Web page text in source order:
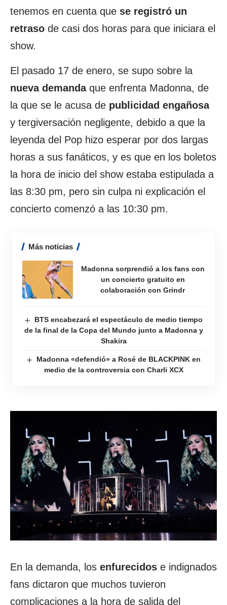
tenemos en cuenta que se registró un
retraso de casi dos horas para que iniciara el
show.
El pasado 17 de enero, se supo sobre la
nueva demandaque enfrenta Madonna, de
la que se le acusa de publicidad engañosa
y tergiversación negligente, debido a que la
leyenda del Pop hizo esperar por dos largas
horas a sus fanáticos, y es que en los boletos
la hora de inicio del show estaba estipulada a
las 8:30 pm, pero sin culpa ni explicación el
concierto comenzó a las 10:30 pm.
Más noticias
Madonna sorprendió a los fans con
un concierto gratuito en
colaboración con Grindr
BTS encabezará el espectáculo de medio tiempo
de la final de la Copa del Mundo junto a Madonna y
Shakira
Madonna «defendió» a Rosé de BLACKPINK en
medio de la controversia con Charli XCX
En la demanda, los enfurecidos e indignados
fans dictaron que muchos tuvieron
complicaciones a la hora de salida del